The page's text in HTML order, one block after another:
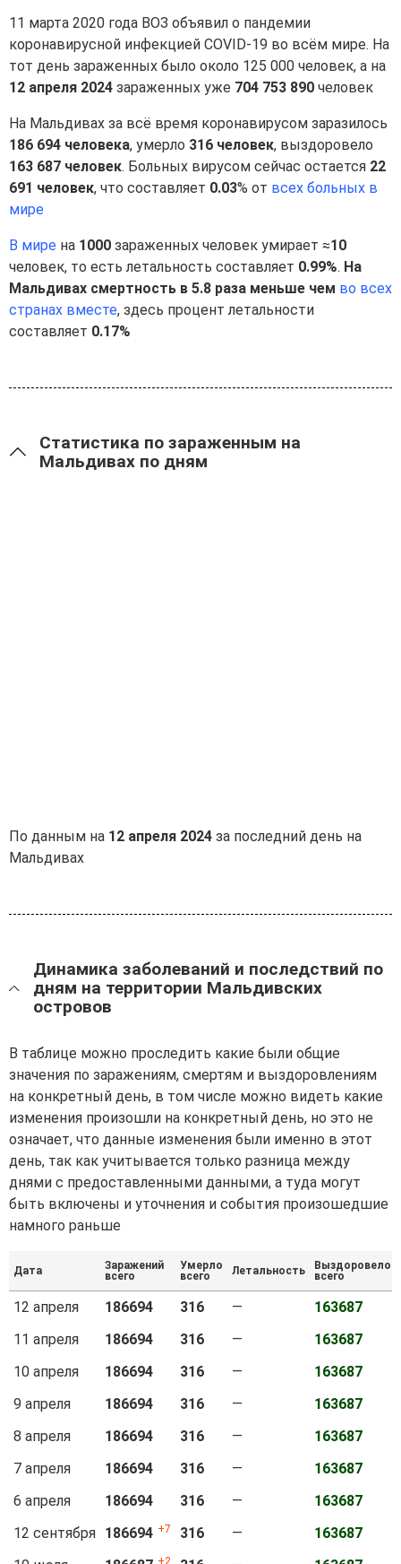
11 марта 2020 года ВОЗ объявил о пандемии
коронавирусной инфекцией COVID-19 во всём мире. На
тот день зараженных было около 125 000 человек, а на
12 апреля 2024 зараженных уже 704 753 890 человек
На Мальдивах за всё время коронавирусом заразилось
186 694 человека, умерло 316 человек, выздоровело
163 687 человек. Больных вирусом сейчас остается 22
691 человек, что составляет 0.03% от всех больных в
мире
В мире на 1000 зараженных человек умирает ≈10
человек, то есть летальность составляет 0.99%. На
Мальдивах смертность в 5.8 раза меньше чем во всех
странах вместе, здесь процент летальности
составляет 0.17%
Статистика по зараженным на
Мальдивах по дням
По данным на 12 апреля 2024 за последний день на
Мальдивах
Динамика заболеваний и последствий по
дням на территории Мальдивских
островов
В таблице можно проследить какие были общие
значения по заражениям, смертям и выздоровлениям
на конкретный день, в том числе можно видеть какие
изменения произошли на конкретный день, но это не
означает, что данные изменения были именно в этот
день, так как учитывается только разница между
днями с предоставленными данными, а туда могут
быть включены и уточнения и события произошедшие
намного раньше
Дата
Заражений
всего
Умерло
всего
Летальность
Выздоровело
всего
12 апреля 186694 316 —
163687
11 апреля
186694 316 —
163687
10 апреля
186694 316 —
163687
9 апреля
186694 316 —
163687
8 апреля
186694 316 —
163687
7 апреля
186694 316 —
163687
6 апреля
186694 316 —
163687
12 сентября 186694 7 316 — 163687
2